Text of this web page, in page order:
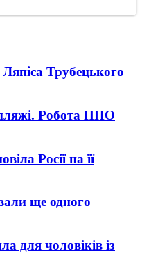
Ляпіса Трубецького
Робота ППО
Росії на її
ще одного
для чоловіків із